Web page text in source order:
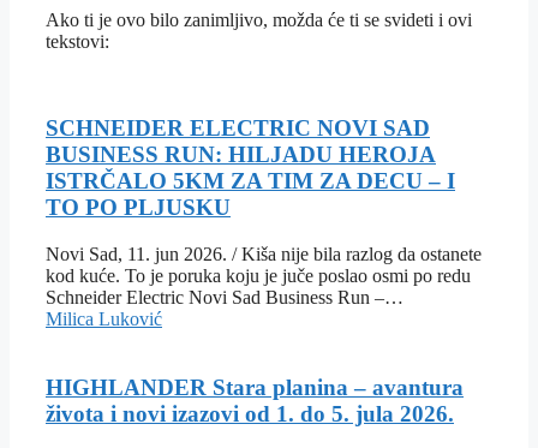
Ako ti je ovo bilo zanimljivo, možda će ti se svideti i ovi
tekstovi:
SCHNEIDER ELECTRIC NOVI SAD
BUSINESS RUN: HILJADU HEROJA
ISTRČALO 5KM ZA TIM ZA DECU – I
TO PO PLJUSKU
Novi Sad, 11. jun 2026. / Kiša nije bila razlog da ostanete
kod kuće. To je poruka koju je juče poslao osmi po redu
Schneider Electric Novi Sad Business Run –…
Milica Luković
HIGHLANDER Stara planina – avantura
života i novi izazovi od 1. do 5. jula 2026.